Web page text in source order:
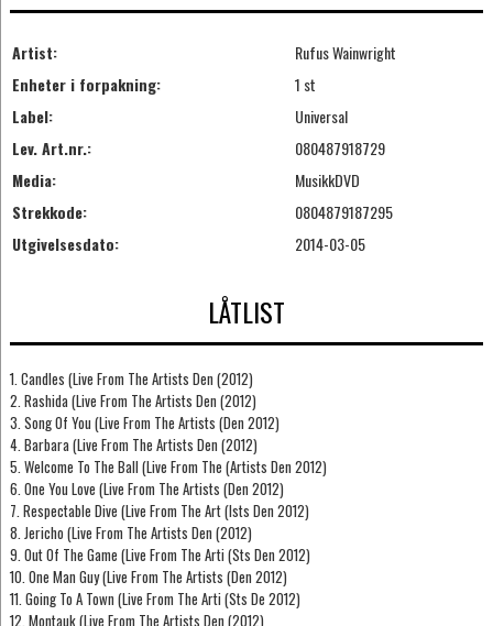
Artist:
Rufus Wainwright
Enheter i forpakning:
1 st
Label:
Universal
Lev. Art.nr.:
080487918729
Media:
MusikkDVD
Strekkode:
0804879187295
Utgivelsesdato:
2014-03-05
LÅTLIST
1. Candles (Live From The Artists Den (2012)
2. Rashida (Live From The Artists Den (2012)
3. Song Of You (Live From The Artists (Den 2012)
4. Barbara (Live From The Artists Den (2012)
5. Welcome To The Ball (Live From The (Artists Den 2012)
6. One You Love (Live From The Artists (Den 2012)
7. Respectable Dive (Live From The Art (Ists Den 2012)
8. Jericho (Live From The Artists Den (2012)
9. Out Of The Game (Live From The Arti (Sts Den 2012)
10. One Man Guy (Live From The Artists (Den 2012)
11. Going To A Town (Live From The Arti (Sts De 2012)
12. Montauk (Live From The Artists Den (2012)